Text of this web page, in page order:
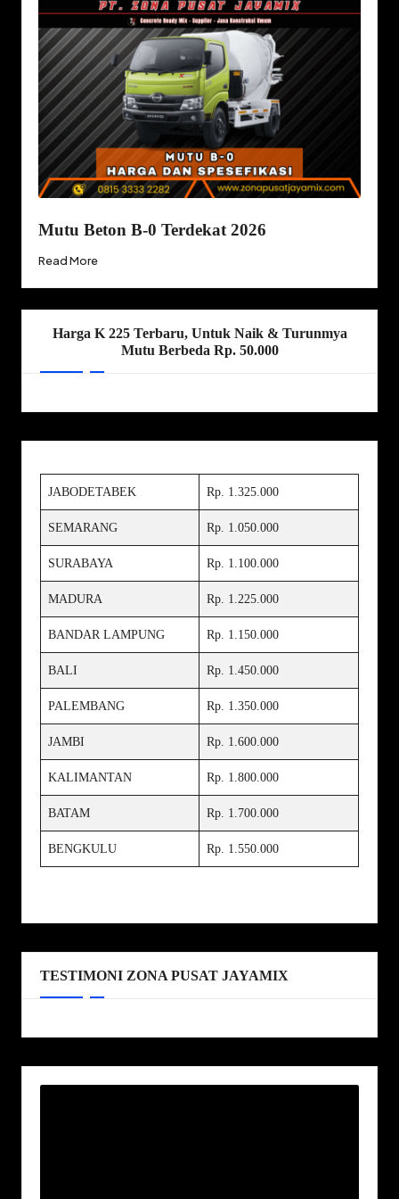
Mutu Beton B-0 Terdekat 2026
Read More
Harga K 225 Terbaru, Untuk Naik & Turunmya
Mutu Berbeda Rp. 50.000
JABODETABEK Rp. 1.325.000
SEMARANG Rp. 1.050.000
SURABAYA Rp. 1.100.000
MADURA Rp. 1.225.000
BANDAR LAMPUNG Rp. 1.150.000
BALI Rp. 1.450.000
PALEMBANG Rp. 1.350.000
JAMBI Rp. 1.600.000
KALIMANTAN Rp. 1.800.000
BATAM Rp. 1.700.000
BENGKULU Rp. 1.550.000
TESTIMONI ZONA PUSAT JAYAMIX